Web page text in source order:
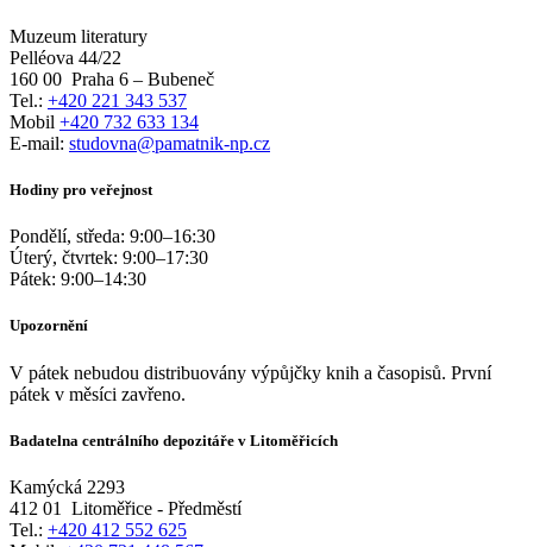
Muzeum literatury
Pelléova 44/22
160 00 Praha 6 – Bubeneč
Tel.: +420 221 343 537
Mobil +420 732 633 134
E-mail: studovna@pamatnik-np.cz
Hodiny pro veřejnost
Pondělí, středa: 9:00–16:30
Úterý, čtvrtek: 9:00–17:30
Pátek: 9:00–14:30
Upozornění
V pátek nebudou distribuovány výpůjčky knih a časopisů. První
pátek v měsíci zavřeno.
Badatelna centrálního depozitáře v Litoměřicích
Kamýcká 2293
412 01
Litoměřice - Předměstí
Tel.: +420 412 552 625